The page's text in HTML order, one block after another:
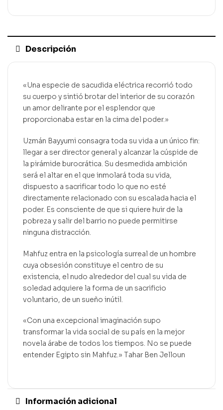
Descripción
«Una especie de sacudida eléctrica recorrió todo
su cuerpo y sintió brotar del interior de su corazón
un amor delirante por el esplendor que
proporcionaba estar en la cima del poder.»
Uzmán Bayyumi consagra toda su vida a un único fin:
llegar a ser director general y alcanzar la cúspide de
la pirámide burocrática. Su desmedida ambición
será el altar en el que inmolará toda su vida,
dispuesto a sacrificar todo lo que no esté
directamente relacionado con su escalada hacia el
poder. Es consciente de que si quiere huir de la
pobreza y salir del barrio no puede permitirse
ninguna distracción.
Mahfuz entra en la psicología surreal de un hombre
cuya obsesión constituye el centro de su
existencia, el nudo alrededor del cual su vida de
soledad adquiere la forma de un sacrificio
voluntario, de un sueño inútil.
«Con una excepcional imaginación supo
transformar la vida social de su país en la mejor
novela árabe de todos los tiempos. No se puede
entender Egipto sin Mahfuz.» Tahar Ben Jelloun
Información adicional